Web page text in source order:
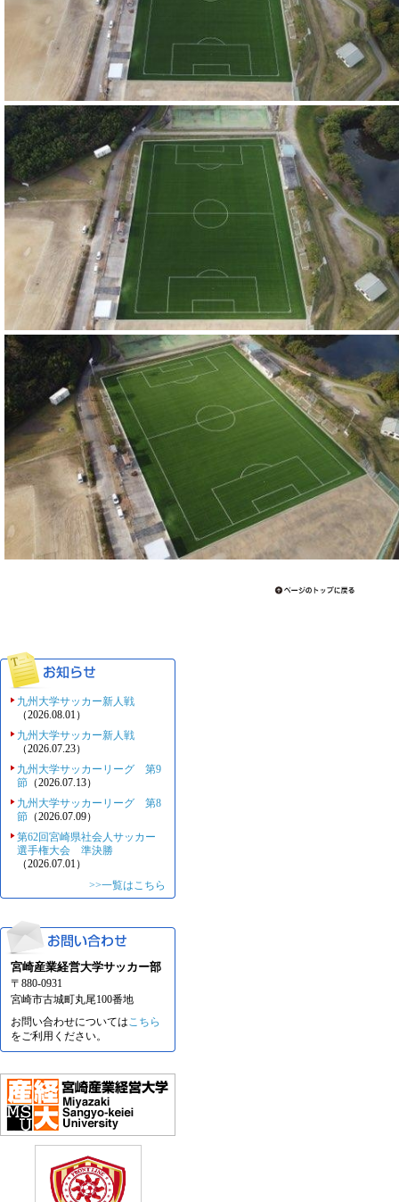
九州大学サッカー新人戦
（2026.08.01）
九州大学サッカー新人戦
（2026.07.23）
九州大学サッカーリーグ 第9
節（2026.07.13）
九州大学サッカーリーグ 第8
節（2026.07.09）
第62回宮崎県社会人サッカー
選手権大会 準決勝
（2026.07.01）
>>一覧はこちら
宮崎産業経営大学サッカー部
〒880-0931
宮崎市古城町丸尾100番地
お問い合わせについてはこちら
をご利用ください。